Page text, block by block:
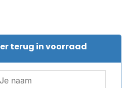
terug in voorraad